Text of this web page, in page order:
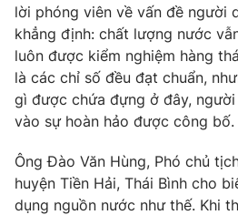
VTV9 VTV8
Liên hệ tòa soạn
THỜI BÁO VTV
lời phóng viên về vấn đề người
khẳng định: chất lượng nước
luôn được kiểm nghiệm hàng
là các chỉ số đều đạt chuẩn,
gì được chứa đựng ở đây,
vào sự hoàn hảo được công bố.
Ông Đào Văn Hùng, Phó chủ
huyện Tiền Hải, Thái Bình cho
dụng nguồn nước như thế. Khi